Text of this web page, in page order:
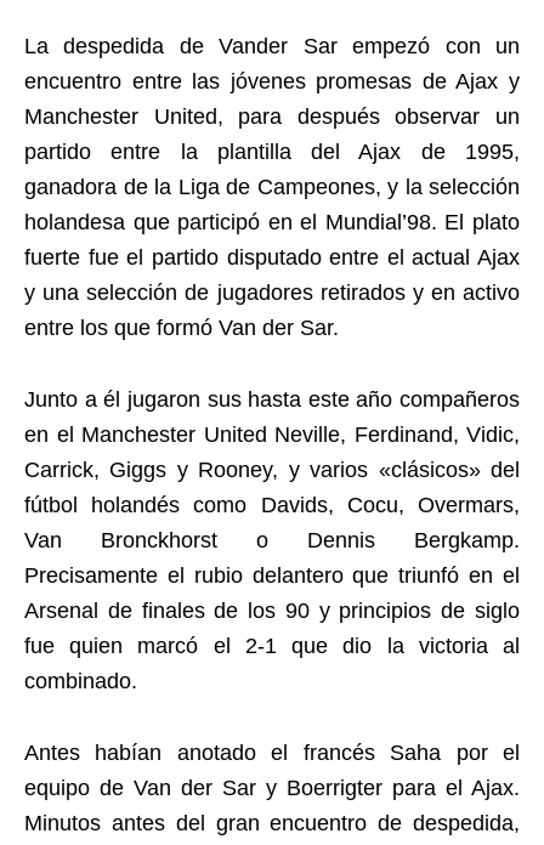
La despedida de Vander Sar empezó con un
encuentro entre las jóvenes promesas de Ajax y
Manchester United, para después observar un
partido entre la plantilla del Ajax de 1995,
ganadora de la Liga de Campeones, y la selección
holandesa que participó en el Mundial’98. El plato
fuerte fue el partido disputado entre el actual Ajax
y una selección de jugadores retirados y en activo
entre los que formó Van der Sar.
Junto a él jugaron sus hasta este año compañeros
en el Manchester United Neville, Ferdinand, Vidic,
Carrick, Giggs y Rooney, y varios «clásicos» del
fútbol holandés como Davids, Cocu, Overmars,
Van Bronckhorst o Dennis Bergkamp.
Precisamente el rubio delantero que triunfó en el
Arsenal de finales de los 90 y principios de siglo
fue quien marcó el 2-1 que dio la victoria al
combinado.
Antes habían anotado el francés Saha por el
equipo de Van der Sar y Boerrigter para el Ajax.
Minutos antes del gran encuentro de despedida,